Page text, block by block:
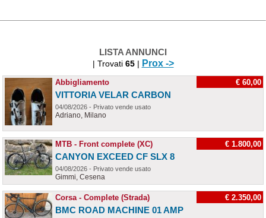
LISTA ANNUNCI
| Trovati 65| Prox ->
Abbigliamento € 60,00
VITTORIA VELAR CARBON
04/08/2026 - Privato vende usato
Adriano, Milano
MTB - Front complete (XC) € 1.800,00
CANYON EXCEED CF SLX 8
04/08/2026 - Privato vende usato
Gimmi, Cesena
Corsa - Complete (Strada) € 2.350,00
BMC ROAD MACHINE 01 AMP